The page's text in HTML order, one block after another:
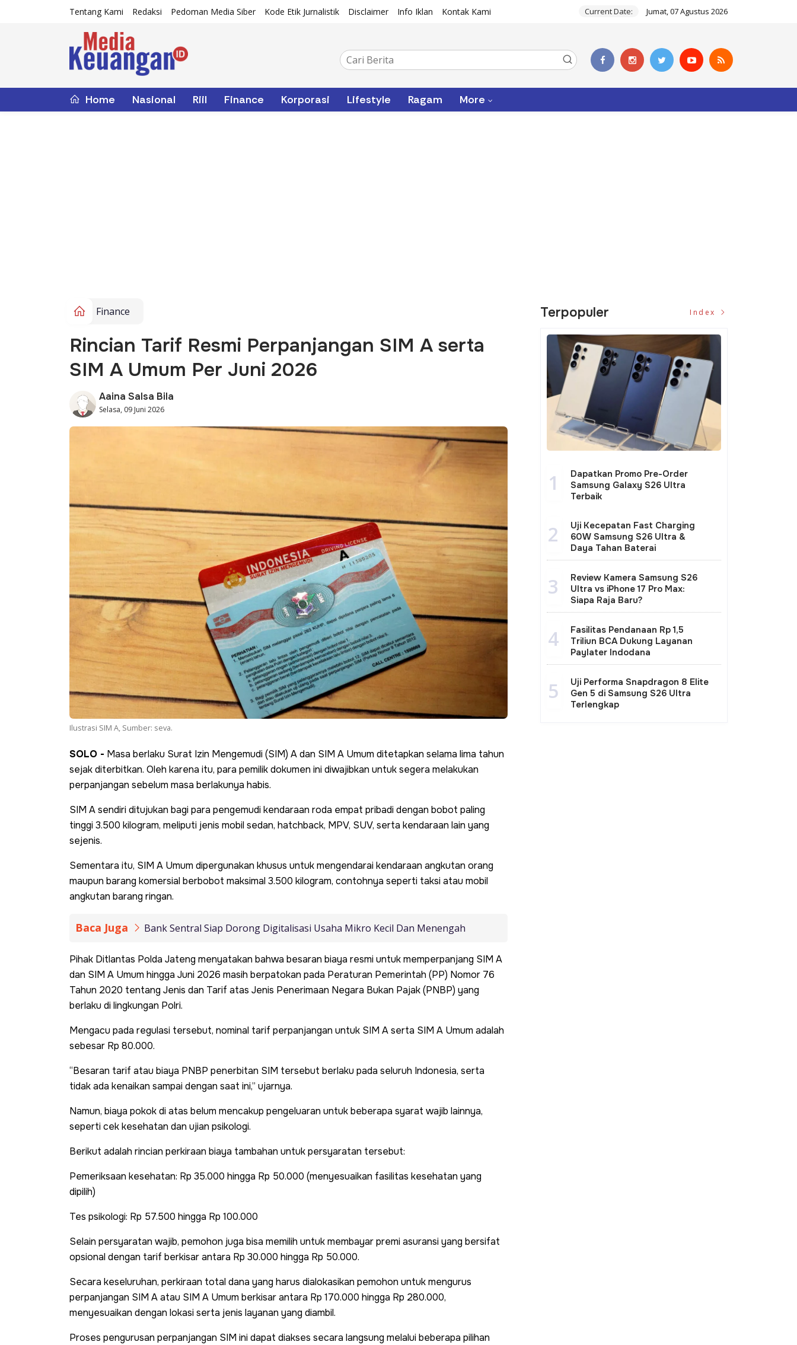
Tentang Kami Redaksi Pedoman Media Siber Kode Etik Jurnalistik Disclaimer Info Iklan Kontak Kami Current Date: Jumat, 07 Agustus 2026
Home Nasional Riil Finance Korporasi Lifestyle Ragam More
Finance
Rincian Tarif Resmi Perpanjangan SIM A serta
SIM A Umum Per Juni 2026
Aaina Salsa Bila
Selasa, 09 Juni 2026
Ilustrasi SIM A, Sumber: seva.
SOLO - Masa berlaku Surat Izin Mengemudi (SIM) A dan SIM A Umum ditetapkan selama lima tahun
sejak diterbitkan. Oleh karena itu, para pemilik dokumen ini diwajibkan untuk segera melakukan
perpanjangan sebelum masa berlakunya habis.
SIM A sendiri ditujukan bagi para pengemudi kendaraan roda empat pribadi dengan bobot paling
tinggi 3.500 kilogram, meliputi jenis mobil sedan, hatchback, MPV, SUV, serta kendaraan lain yang
sejenis.
Sementara itu, SIM A Umum dipergunakan khusus untuk mengendarai kendaraan angkutan orang
maupun barang komersial berbobot maksimal 3.500 kilogram, contohnya seperti taksi atau mobil
angkutan barang ringan.
Baca Juga Bank Sentral Siap Dorong Digitalisasi Usaha Mikro Kecil Dan Menengah
Pihak Ditlantas Polda Jateng menyatakan bahwa besaran biaya resmi untuk memperpanjang SIM A
dan SIM A Umum hingga Juni 2026 masih berpatokan pada Peraturan Pemerintah (PP) Nomor 76
Tahun 2020 tentang Jenis dan Tarif atas Jenis Penerimaan Negara Bukan Pajak (PNBP) yang
berlaku di lingkungan Polri.
Mengacu pada regulasi tersebut, nominal tarif perpanjangan untuk SIM A serta SIM A Umum adalah
sebesar Rp 80.000.
“Besaran tarif atau biaya PNBP penerbitan SIM tersebut berlaku pada seluruh Indonesia, serta
tidak ada kenaikan sampai dengan saat ini,” ujarnya.
Namun, biaya pokok di atas belum mencakup pengeluaran untuk beberapa syarat wajib lainnya,
seperti cek kesehatan dan ujian psikologi.
Berikut adalah rincian perkiraan biaya tambahan untuk persyaratan tersebut:
Pemeriksaan kesehatan: Rp 35.000 hingga Rp 50.000 (menyesuaikan fasilitas kesehatan yang
dipilih)
Tes psikologi: Rp 57.500 hingga Rp 100.000
Selain persyaratan wajib, pemohon juga bisa memilih untuk membayar premi asuransi yang bersifat
opsional dengan tarif berkisar antara Rp 30.000 hingga Rp 50.000.
Secara keseluruhan, perkiraan total dana yang harus dialokasikan pemohon untuk mengurus
perpanjangan SIM A atau SIM A Umum berkisar antara Rp 170.000 hingga Rp 280.000,
menyesuaikan dengan lokasi serta jenis layanan yang diambil.
Proses pengurusan perpanjangan SIM ini dapat diakses secara langsung melalui beberapa pilihan
Terpopuler Index
1
Dapatkan Promo Pre-Order
Samsung Galaxy S26 Ultra
Terbaik
2
Uji Kecepatan Fast Charging
60W Samsung S26 Ultra &
Daya Tahan Baterai
3
Review Kamera Samsung S26
Ultra vs iPhone 17 Pro Max:
Siapa Raja Baru?
4
Fasilitas Pendanaan Rp 1,5
Triliun BCA Dukung Layanan
Paylater Indodana
5
Uji Performa Snapdragon 8 Elite
Gen 5 di Samsung S26 Ultra
Terlengkap